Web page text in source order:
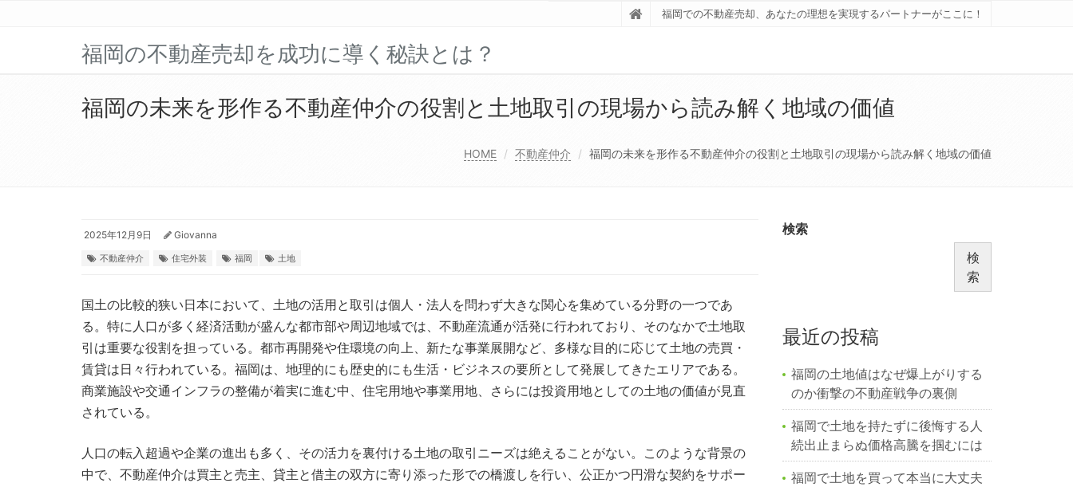
福岡での不動産売却、あなたの理想を実現するパートナーがここに！
福岡の不動産売却を成功に導く秘訣とは？
福岡の未来を形作る不動産仲介の役割と土地取引の現場から読み解く地域の価値
HOME 不動産仲介 福岡の未来を形作る不動産仲介の役割と土地取引の現場から読み解く地域の価値
2025年12月9日 Giovanna
不動産仲介 住宅外装 福岡 土地
国土の比較的狭い日本において、土地の活用と取引は個人・法人を問わず大きな関心を集めている分野の一つであ
る。 特に人口が多く経済活動が盛んな都市部や周辺地域では、不動産流通が活発に行われており、そのなかで土地取
引は重要な役割を担っている。都市再開発や住環境の向上、新たな事業展開など、多様な目的に応じて土地の売買・
賃貸は日々行われている。福岡は、地理的にも歴史的にも生活・ビジネスの要所として発展してきたエリアである。
商業施設や交通インフラの整備が着実に進む中、住宅用地や事業用地、さらには投資用地としての土地の価値が見直
されている。
人口の転入超過や企業の進出も多く、その活力を裏付ける土地の取引ニーズは絶えることがない。このような背景の
中で、不動産仲介は買主と売主、貸主と借主の双方に寄り添った形での橋渡しを行い、公正かつ円滑な契約をサポー
検索
検
索
最近の投稿
福岡の土地値はなぜ爆上がりする
のか衝撃の不動産戦争の裏側
福岡で土地を持たずに後悔する人
続出止まらぬ価格高騰を掴むには
福岡で土地を買って本当に大丈夫